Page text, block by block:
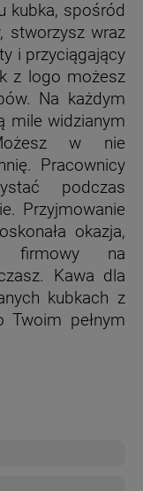
kubka, spośród
stworzysz wraz
i przyciągający
z logo możesz
Na każdym
mile widzianym
w nie
Pracownicy
podczas
Przyjmowanie
okazja,
firmowy na
Kawa dla
kubkach z
pełnym